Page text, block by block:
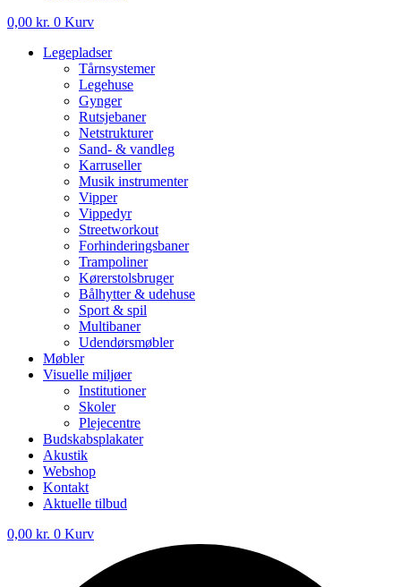
0,00 kr. 0 Kurv
Legepladser
Tårnsystemer
Legehuse
Gynger
Rutsjebaner
Netstrukturer
Sand- & vandleg
Karruseller
Musik instrumenter
Vipper
Vippedyr
Streetworkout
Forhinderingsbaner
Trampoliner
Kørerstolsbruger
Bålhytter & udehuse
Sport & spil
Multibaner
Udendørsmøbler
Møbler
Visuelle miljøer
Institutioner
Skoler
Plejecentre
Budskabsplakater
Akustik
Webshop
Kontakt
Aktuelle tilbud
0,00 kr. 0 Kurv